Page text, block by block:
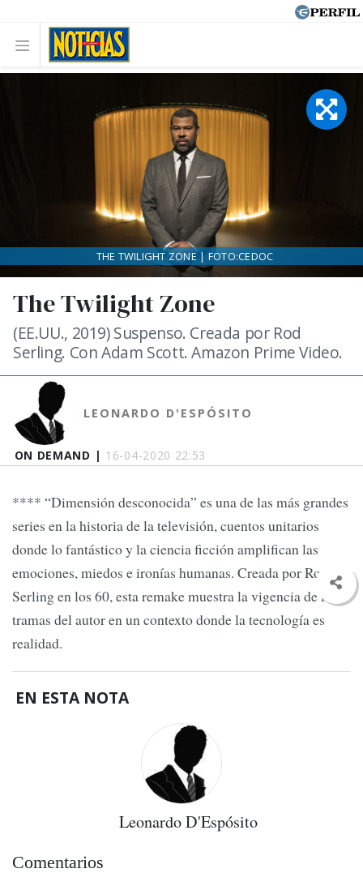
ON DEMAND | 16-04-2020 22:53
The Twilight Zone
(EE.UU., 2019) Suspenso. Creada por Rod
Serling. Con Adam Scott. Amazon Prime Video.
LEONARDO D'ESPÓSITO
THE TWILIGHT ZONE | FOTO:CEDOC
**** “Dimensión desconocida” es una de las más grandes
series en la historia de la televisión, cuentos unitarios
donde lo fantástico y la ciencia ficción amplifican las
emociones, miedos e ironías humanas. Creada por Rod
Serling en los 60, esta remake muestra la vigencia de las
tramas del autor en un contexto donde la tecnología es
realidad.
EN ESTA NOTA
Leonardo D'Espósito
Comentarios